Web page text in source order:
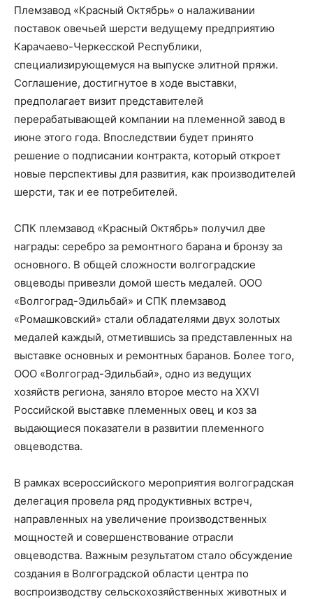
Племзавод «Красный Октябрь» о налаживании
поставок овечьей шерсти ведущему предприятию
Карачаево-Черкесской Республики,
специализирующемуся на выпуске элитной пряжи.
Соглашение, достигнутое в ходе выставки,
предполагает визит представителей
перерабатывающей компании на племенной завод в
июне этого года. Впоследствии будет принято
решение о подписании контракта, который откроет
новые перспективы для развития, как производителей
шерсти, так и ее потребителей.
СПК племзавод «Красный Октябрь» получил две
награды: серебро за ремонтного барана и бронзу за
основного. В общей сложности волгоградские
овцеводы привезли домой шесть медалей. ООО
«Волгоград-Эдильбай» и СПК племзавод
«Ромашковский» стали обладателями двух золотых
медалей каждый, отметившись за представленных на
выставке основных и ремонтных баранов. Более того,
ООО «Волгоград-Эдильбай», одно из ведущих
хозяйств региона, заняло второе место на XXVI
Российской выставке племенных овец и коз за
выдающиеся показатели в развитии племенного
овцеводства.
В рамках всероссийского мероприятия волгоградская
делегация провела ряд продуктивных встреч,
направленных на увеличение производственных
мощностей и совершенствование отрасли
овцеводства. Важным результатом стало обсуждение
создания в Волгоградской области центра по
воспроизводству сельскохозяйственных животных и